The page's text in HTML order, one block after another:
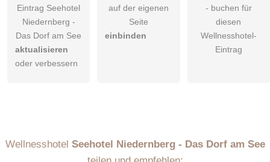
Eintrag Seehotel
Niedernberg -
Das Dorf am See
aktualisieren
oder verbessern
auf der eigenen
Seite
einbinden
- buchen für
diesen
Wellnesshotel-
Eintrag
Wellnesshotel Seehotel Niedernberg - Das Dorf am See